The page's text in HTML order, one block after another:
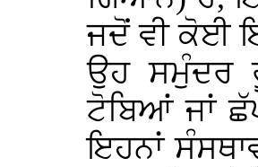
ਜਦੋਂ ਵੀ ਕੋਈ
ਉਹ ਸਮੁੰਦਰ
ਟੋਬਿਆਂ ਜਾਂ
ਇਹਨਾਂ